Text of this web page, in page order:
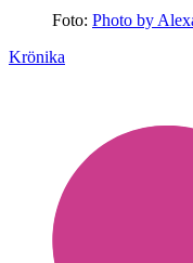
Foto: Photo by
Krönika